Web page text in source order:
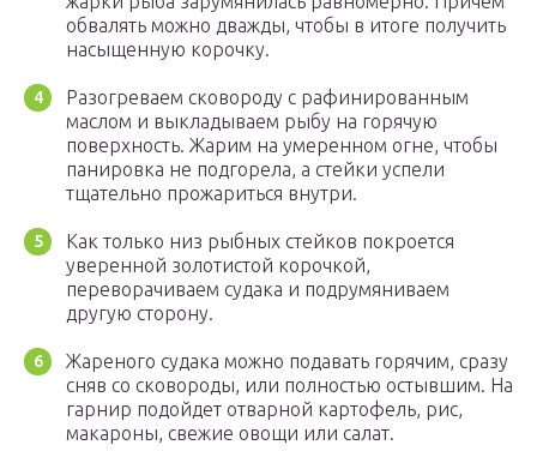
обвалять можно дважды, чтобы в итоге получить
насыщенную корочку.
Разогреваем сковороду с рафинированным
маслом и выкладываем рыбу на горячую
поверхность. Жарим на умеренном огне, чтобы
панировка не подгорела, а стейки успели
тщательно прожариться внутри.
Как только низ рыбных стейков покроется
уверенной золотистой корочкой,
переворачиваем судака и подрумяниваем
другую сторону.
Жареного судака можно подавать горячим, сразу
сняв со сковороды, или полностью остывшим. На
гарнир подойдет отварной картофель, рис,
макароны, свежие овощи или салат.